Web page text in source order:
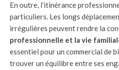
En outre, l’itinérance
particuliers. Les longs
irrégulières peuvent rendre la
professionnelle et la vie
essentiel pour un commercial de
trouver un équilibre entre ses